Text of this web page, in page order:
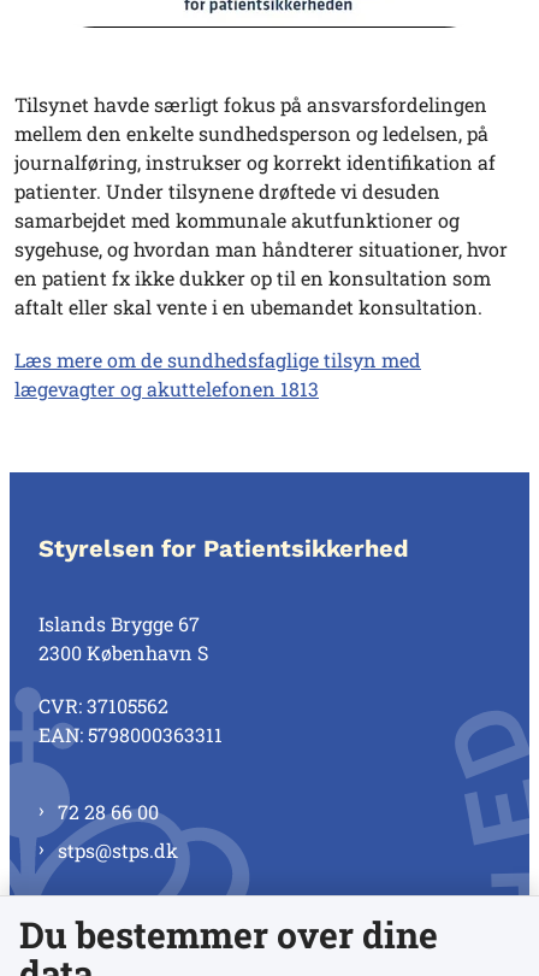
Tilsynet havde særligt fokus på ansvarsfordelingen
mellem den enkelte sundhedsperson og ledelsen, på
journalføring, instrukser og korrekt identifikation af
patienter. Under tilsynene drøftede vi desuden
samarbejdet med kommunale akutfunktioner og
sygehuse, og hvordan man håndterer situationer, hvor
en patient fx ikke dukker op til en konsultation som
aftalt eller skal vente i en ubemandet konsultation.
Læs mere om de sundhedsfaglige tilsyn med
lægevagter og akuttelefonen 1813
Styrelsen for Patientsikkerhed
Islands Brygge 67
2300 København S
CVR: 37105562
EAN: 5798000363311
72 28 66 00
stps@stps.dk
Se alle kontaktnumre
Du bestemmer over dine